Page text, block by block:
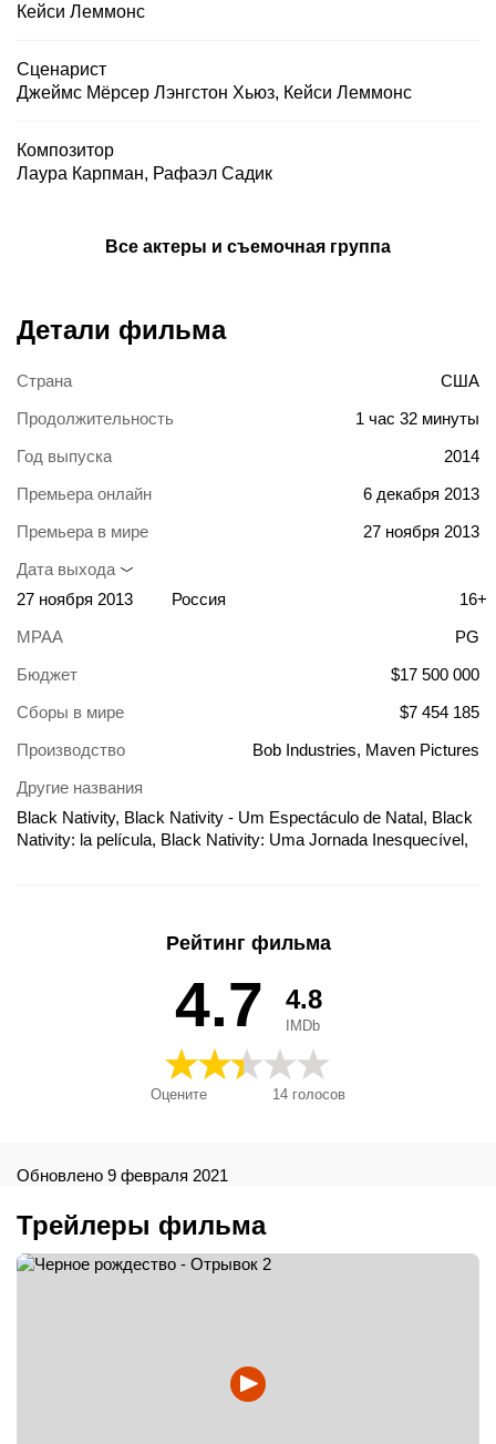
Кейси Леммонс
Сценарист
Джеймс Мёрсер Лэнгстон Хьюз, Кейси Леммонс
Композитор
Лаура Карпман, Рафаэл Садик
Все актеры и съемочная группа
Детали фильма
Страна
США
Продолжительность
1 час 32 минуты
Год выпуска
2014
Премьера онлайн
6 декабря 2013
Премьера в мире
27 ноября 2013
Дата выхода
27 ноября 2013
Россия
16+
MPAA
PG
Бюджет
$17 500 000
Сборы в мире
$7 454 185
Производство
Bob Industries, Maven Pictures
Другие названия
Black Nativity, Black Nativity - Um Espectáculo de Natal, Black
Nativity: la película, Black Nativity: Uma Jornada Inesquecível,
Рейтинг фильма
4.7
Оцените 14 голосов
4.8
IMDb
Обновлено 9 февраля 2021
Трейлеры фильма